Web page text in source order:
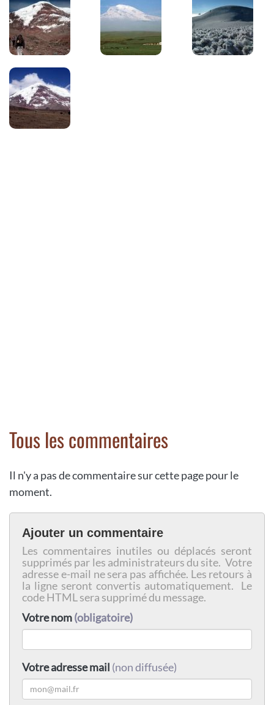
Tous les commentaires
Il n'y a pas de commentaire sur cette page pour le
moment.
Ajouter un commentaire
Les commentaires inutiles ou déplacés seront
supprimés par les administrateurs du site. Votre
adresse e-mail ne sera pas affichée. Les retours à
la ligne seront convertis automatiquement. Le
code HTML sera supprimé du message.
Votre nom(obligatoire)
Votre adresse mail (non diffusée)